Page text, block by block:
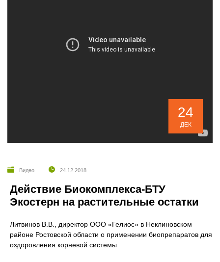
24
ДЕК
Видео 24.12.2018
Действие Биокомплекса-БТУ
Экостерн на растительные остатки
Литвинов В.В., директор ООО «Гелиос» в Неклиновском
районе Ростовской области о применении биопрепаратов для
оздоровления корневой системы